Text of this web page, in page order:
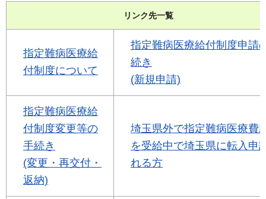
リンク先一覧
指定難病医療給
付制度について
指定難病医療給付制度申請
続き
(新規申請)
指定難病医療給
付制度変更等の
手続き
(変更・再交付・
返納)
埼玉県外で指定難病医療費
を受給中で埼玉県に転入申
れる方